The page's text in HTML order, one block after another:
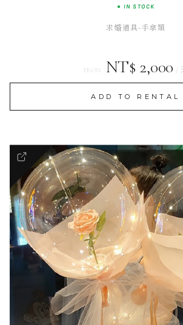
● IN STOCK
求婚道具-手拿類
FROM NT$ 2,000 /
ADD TO RENTAL